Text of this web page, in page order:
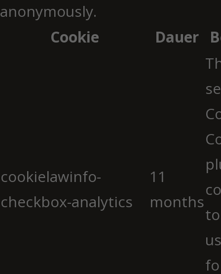
anonymously.
Cookie
Dauer
cookielawinfo-
checkbox-analytics
11
months